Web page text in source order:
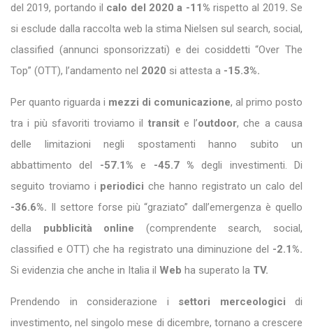
del 2019, portando il calo del 2020 a -11%rispetto al 2019. Se
si esclude dalla raccolta web la stima Nielsen sul search, social,
classified (annunci sponsorizzati) e dei cosiddetti “Over The
Top” (OTT), l’andamento nel 2020 si attesta a -15.3%.
Per quanto riguarda i mezzi di comunicazione, al primo posto
tra i più sfavoriti troviamo il transit e l’outdoor, che a causa
delle limitazioni negli spostamenti hanno subito un
abbattimento del -57.1% e -45.7 %degli investimenti. Di
seguito troviamo i periodici che hanno registrato un calo del
-36.6%. Il settore forse più “graziato” dall’emergenza è quello
della pubblicità online (comprendente search, social,
classified e OTT) che ha registrato una diminuzione del -2.1%.
Si evidenzia che anche in Italia il Web ha superato la TV.
Prendendo in considerazione i settori merceologici di
investimento, nel singolo mese di dicembre, tornano a crescere